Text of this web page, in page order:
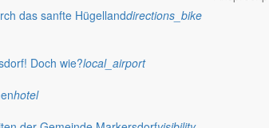
das sanfte Hügellanddirections_bike
Doch wie?local_airport
hotel
Rathaus